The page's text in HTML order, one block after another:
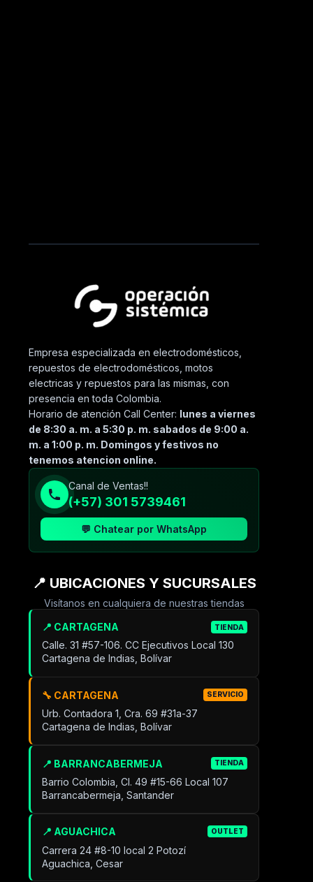
Empresa especializada en electrodomésticos,
repuestos de electrodomésticos, motos
electricas y repuestos para las mismas, con
presencia en toda Colombia.
Horario de atención Call Center: lunes a viernes
de 8:30 a. m. a 5:30 p. m. sabados de 9:00 a.
m. a 1:00 p. m. Domingos y festivos no
tenemos atencion online.
Canal de Ventas!!
(+57) 301 5739461
💬 Chatear por WhatsApp
📍 UBICACIONES Y SUCURSALES
Visítanos en cualquiera de nuestras tiendas
📍 CARTAGENA TIENDA
Calle. 31 #57-106. CC Ejecutivos Local 130
Cartagena de Indias, Bolívar
🔧 CARTAGENA SERVICIO
Urb. Contadora 1, Cra. 69 #31a-37
Cartagena de Indias, Bolívar
📍 BARRANCABERMEJA TIENDA
Barrio Colombia, Cl. 49 #15-66 Local 107
Barrancabermeja, Santander
📍 AGUACHICA OUTLET
Carrera 24 #8-10 local 2 Potozí
Aguachica, Cesar